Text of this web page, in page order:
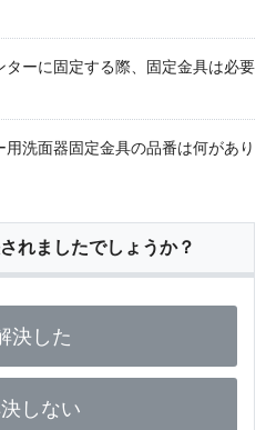
ターに固定する際、固定金具は必要
洗面器固定金具の品番は何があり
れましたでしょうか？
決した
しない